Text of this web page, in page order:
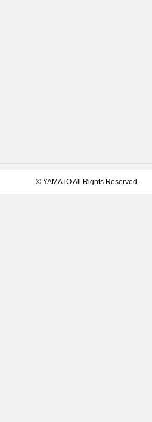
© YAMATO All Rights Reserved.